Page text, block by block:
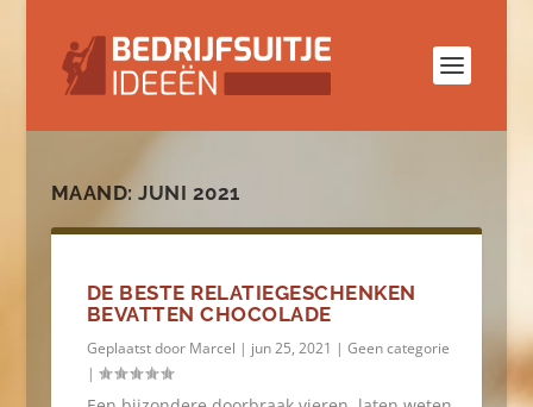
MAAND:JUNI 2021
DE BESTE RELATIEGESCHENKEN
BEVATTEN CHOCOLADE
Geplaatst door Marcel | jun 25, 2021 | Geen categorie
|